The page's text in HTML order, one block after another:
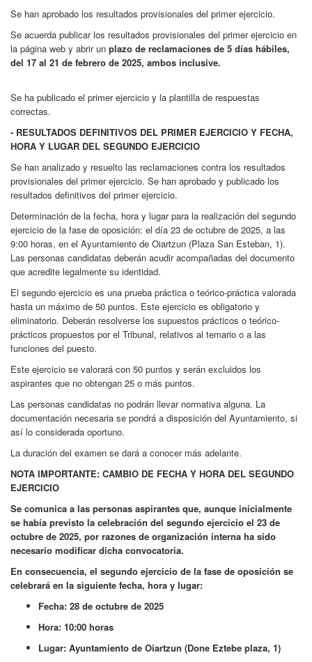
Se han aprobado los resultados provisionales del primer ejercicio.
Se acuerda publicar los resultados provisionales del primer ejercicio en
la página web y abrir un plazo de reclamaciones de 5 días hábiles,
del 17 al 21 de febrero de 2025, ambos inclusive.
Se ha publicado el primer ejercicio y la plantilla de respuestas
correctas.
- RESULTADOS DEFINITIVOS DEL PRIMER EJERCICIO Y FECHA,
HORA Y LUGAR DEL SEGUNDO EJERCICIO
Se han analizado y resuelto las reclamaciones contra los resultados
provisionales del primer ejercicio. Se han aprobado y publicado los
resultados definitivos del primer ejercicio.
Determinación de la fecha, hora y lugar para la realización del segundo
ejercicio de la fase de oposición: el día 23 de octubre de 2025, a las
9:00 horas, en el Ayuntamiento de Oiartzun (Plaza San Esteban, 1).
Las personas candidatas deberán acudir acompañadas del documento
que acredite legalmente su identidad.
El segundo ejercicio es una prueba práctica o teórico-práctica valorada
hasta un máximo de 50 puntos. Este ejercicio es obligatorio y
eliminatorio. Deberán resolverse los supuestos prácticos o teórico-
prácticos propuestos por el Tribunal, relativos al temario o a las
funciones del puesto.
Este ejercicio se valorará con 50 puntos y serán excluidos los
aspirantes que no obtengan 25 o más puntos.
Las personas candidatas no podrán llevar normativa alguna. La
documentación necesaria se pondrá a disposición del Ayuntamiento, si
así lo considerada oportuno.
La duración del examen se dará a conocer más adelante.
NOTA IMPORTANTE: CAMBIO DE FECHA Y HORA DEL SEGUNDO
EJERCICIO
Se comunica a las personas aspirantes que, aunque inicialmente
se había previsto la celebración del segundo ejercicio el 23 de
octubre de 2025, por razones de organización interna ha sido
necesario modificar dicha convocatoria.
En consecuencia, el segundo ejercicio de la fase de oposición se
celebrará en la siguiente fecha, hora y lugar:
Fecha: 28 de octubre de 2025
Hora: 10:00 horas
Lugar: Ayuntamiento de Oiartzun (Done Eztebe plaza, 1)